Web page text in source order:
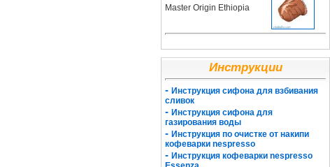
Master Origin Ethiopia
Инструкции
- Инструкция сифона для взбивания
сливок
- Инструкция сифона для
газирования воды
- Инструкция по очистке от накипи
кофеварки nespresso
- Инструкция кофеварки nespresso